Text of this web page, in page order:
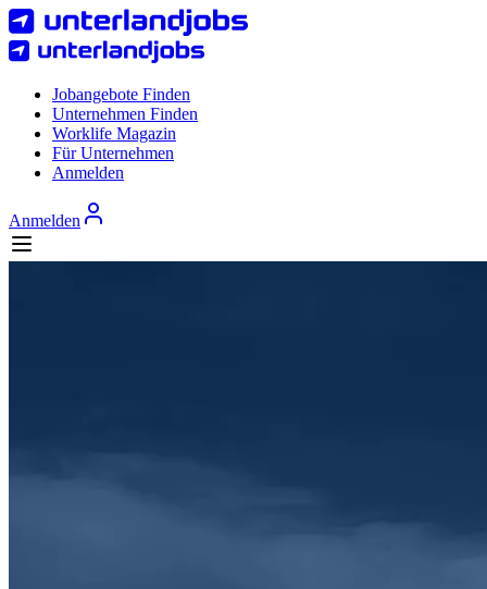
Jobangebote Finden
Unternehmen Finden
Worklife Magazin
Für Unternehmen
Anmelden
Anmelden